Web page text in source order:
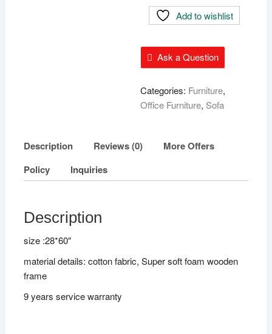
Add to wishlist
Ask a Question
Categories: Furniture,
Office Furniture, Sofa
Description Reviews (0)
More Offers
Policy
Inquiries
Description
size :28*60″
material details: cotton fabric, Super soft foam wooden
frame
9 years service warranty